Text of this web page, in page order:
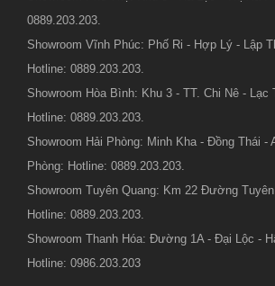
0889.203.203.
Showroom Vĩnh Phúc: Phố Ri - Hợp Lý - Lập
Hotline: 0889.203.203.
Showroom Hòa Bình: Khu 3 - TT. Chi Nê - Lạc
Hotline: 0889.203.203.
Showroom Hải Phòng: Minh Kha - Đồng Thái -
Phòng: Hotline: 0889.203.203.
Showroom Tuyên Quang: Km 22 Đường
Hotline: 0889.203.203.
Showroom Thanh Hóa: Đường 1A - Đại Lộc -
Hotline: 0986.203.203